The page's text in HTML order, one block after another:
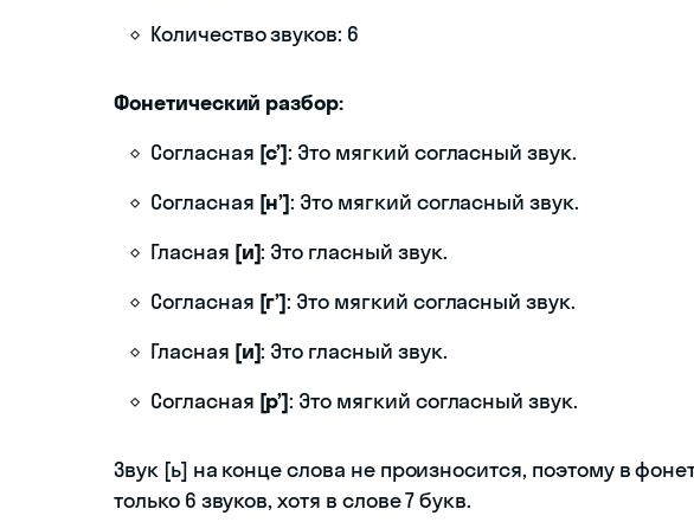
Количество звуков: 6
Фонетический разбор:
Согласная [с’]: Это мягкий согласный звук.
Согласная [н’]: Это мягкий согласный звук.
Гласная [и]: Это гласный звук.
Согласная [г’]: Это мягкий согласный звук.
Гласная [и]: Это гласный звук.
Согласная [р’]: Это мягкий согласный звук.
Звук [ь] на конце слова не произносится, поэтому в
только 6 звуков, хотя в слове 7 букв.